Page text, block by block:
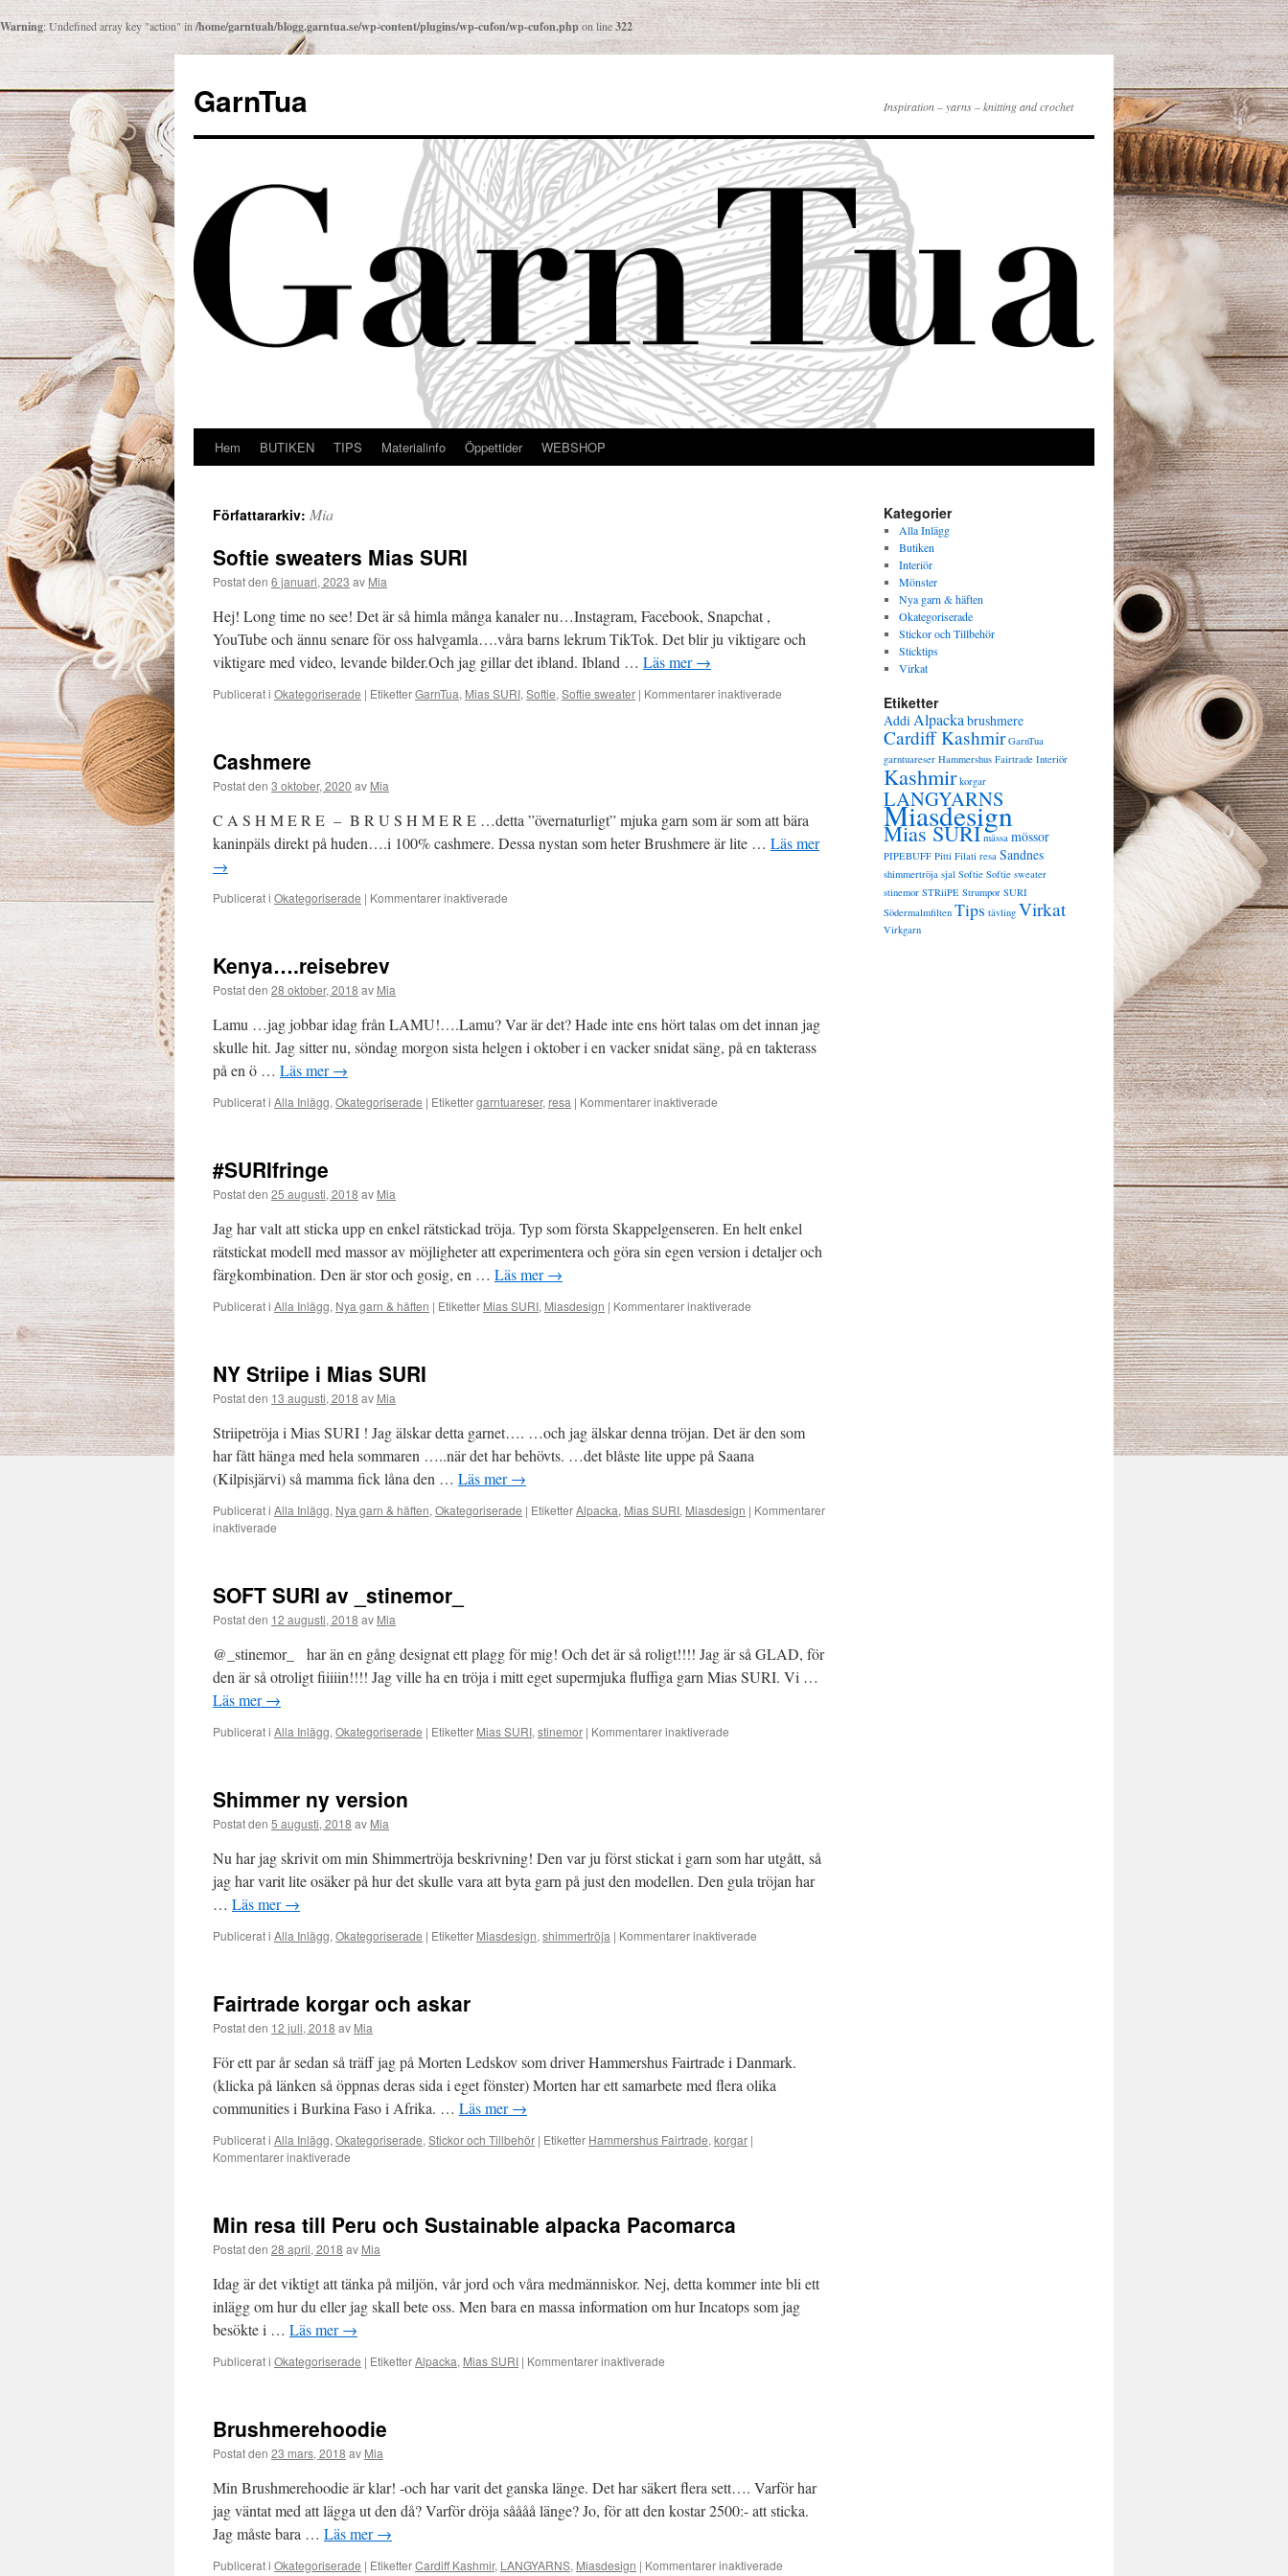
Warning: Undefined array key "action" in /home/garntuah/blogg.garntua.se/wp-content/plugins/wp-cufon/wp-cufon.phpon line322
innehåll
GarnTua Inspiration – yarns – knitting and crochet
Hem BUTIKEN TIPS Materialinfo Öppettider WEBSHOP
Författararkiv: Mia
Softie sweaters Mias SURI
Postat den 6 januari, 2023 av Mia
Hej! Long time no see! Det är så himla många kanaler nu…Instagram, Facebook, Snapchat ,
YouTube och ännu senare för oss halvgamla….våra barns lekrum TikTok. Det blir ju viktigare och
viktigare med video, levande bilder.Och jag gillar det ibland. Ibland … Läs mer→
Publicerat i Okategoriserade | EtiketterGarnTua, Mias SURI, Softie, Softie sweater | Kommentarer inaktiverade
Cashmere
Postat den 3 oktober, 2020 av Mia
C A S H M E R E – B R U S H M E R E …detta ”övernaturligt” mjuka garn som är som att bära
kaninpäls direkt på huden….i 100% cashmere. Dessa nystan som heter Brushmere är lite … Läs mer
→
Publicerat i Okategoriserade | Kommentarer inaktiverade
Kenya….reisebrev
Postat den 28 oktober, 2018 av Mia
Lamu …jag jobbar idag från LAMU!….Lamu? Var är det? Hade inte ens hört talas om det innan jag
skulle hit. Jag sitter nu, söndag morgon sista helgen i oktober i en vacker snidat säng, på en takterass
på en ö … Läs mer→
Publicerat i Alla Inlägg, Okategoriserade | Etikettergarntuareser, resa | Kommentarer inaktiverade
#SURIfringe
Postat den 25 augusti, 2018 av Mia
Jag har valt att sticka upp en enkel rätstickad tröja. Typ som första Skappelgenseren. En helt enkel
rätstickat modell med massor av möjligheter att experimentera och göra sin egen version i detaljer och
färgkombination. Den är stor och gosig, en … Läs mer→
Publicerat i Alla Inlägg, Nya garn & häften | Etiketter Mias SURI, Miasdesign | Kommentarer inaktiverade
NY Striipe i Mias SURI
Postat den 13 augusti, 2018 av Mia
Striipetröja i Mias SURI ! Jag älskar detta garnet…. …och jag älskar denna tröjan. Det är den som
har fått hänga med hela sommaren …..när det har behövts. …det blåste lite uppe på Saana
(Kilpisjärvi) så mamma fick låna den … Läs mer→
Publicerat i Alla Inlägg, Nya garn & häften, Okategoriserade | EtiketterAlpacka, Mias SURI, Miasdesign | Kommentarer
inaktiverade
Mias
SURI
SOFT SURI av _stinemor_
Postat den 12 augusti, 2018 av Mia
@_stinemor_ har än en gång designat ett plagg för mig! Och det är så roligt!!!! Jag är så GLAD, för
den är så otroligt fiiiiin!!!! Jag ville ha en tröja i mitt eget supermjuka fluffiga garn Mias SURI. Vi …
Läs mer→
Publicerat i Alla Inlägg, Okategoriserade | Etiketter Mias SURI, stinemor | Kommentarer inaktiverade
Shimmer ny version
Postat den 5 augusti, 2018 av Mia
Nu har jag skrivit om min Shimmertröja beskrivning! Den var ju först stickat i garn som har utgått, så
jag har varit lite osäker på hur det skulle vara att byta garn på just den modellen. Den gula tröjan har
… Läs mer→
Publicerat i Alla Inlägg, Okategoriserade | Etiketter Miasdesign, shimmertröja | Kommentarer inaktiverade
Fairtrade korgar och askar
Postat den 12 juli, 2018 av Mia
För ett par år sedan så träff jag på Morten Ledskov som driver Hammershus Fairtrade i Danmark.
(klicka på länken så öppnas deras sida i eget fönster) Morten har ett samarbete med flera olika
communities i Burkina Faso i Afrika. … Läs mer→
Publicerat i Alla Inlägg, Okategoriserade, Stickor och Tillbehör | Etiketter Hammershus Fairtrade, korgar |
Kommentarer inaktiverade
askar
Min resa till Peru och Sustainable alpacka Pacomarca
Postat den 28 april, 2018 av Mia
Idag är det viktigt att tänka på miljön, vår jord och våra medmänniskor. Nej, detta kommer inte bli ett
inlägg om hur du eller jag skall bete oss. Men bara en massa information om hur Incatops som jag
besökte i … Läs mer→
Publicerat i Okategoriserade | EtiketterAlpacka, Mias SURI | Kommentarer inaktiverade
alpacka
Pacomarca
Brushmerehoodie
Postat den 23 mars, 2018 av Mia
Min Brushmerehoodie är klar! -och har varit det ganska länge. Det har säkert flera sett…. Varför har
jag väntat med att lägga ut den då? Varför dröja såååå länge? Jo, för att den kostar 2500:- att sticka.
Jag måste bara … Läs mer→
Publicerat i Okategoriserade | EtiketterCardiff Kashmir, LANGYARNS, Miasdesign | Kommentarer inaktiverade
Kategorier
Alla Inlägg
Butiken
Interiör
Mönster
Nya garn & häften
Okategoriserade
Stickor och Tillbehör
Sticktips
Virkat
Etiketter
AddiAlpackabrushmere
Cardiff Kashmir GarnTua
garntuareser Hammershus Fairtrade Interiör
Kashmir korgar
LANGYARNS
Miasdesign
Mias SURI mässa mössor
PIPEBUFF Pitti Filati resa Sandnes
shimmertröja sjal Softie Softie sweater
stinemor STRiiPE Strumpor SURI
Södermalmfilten Tips tävling Virkat
Virkgarn